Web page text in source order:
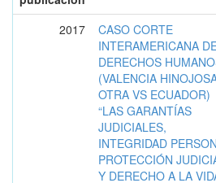
2017
CASO CORTE
INTERAMERICANA
DERECHOS
(VALENCIA
OTRA VS ECUADOR)
“LAS GARANTÍAS
JUDICIALES,
INTEGRIDAD
PROTECCIÓN
Y DERECHO A LA